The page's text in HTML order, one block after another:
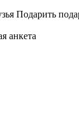
Подарить
анкета